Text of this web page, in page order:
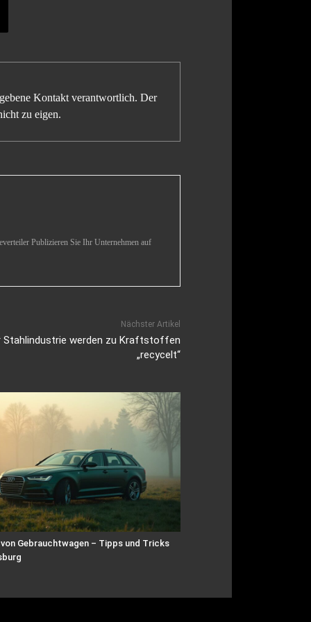
Kontakt verantwortlich. Der
zu eigen.
Publizieren Sie Ihr Unternehmen auf
Nächster Artikel
Stahlindustrie werden zu Kraftstoffen
„recycelt“
Gebrauchtwagen – Tipps und Tricks